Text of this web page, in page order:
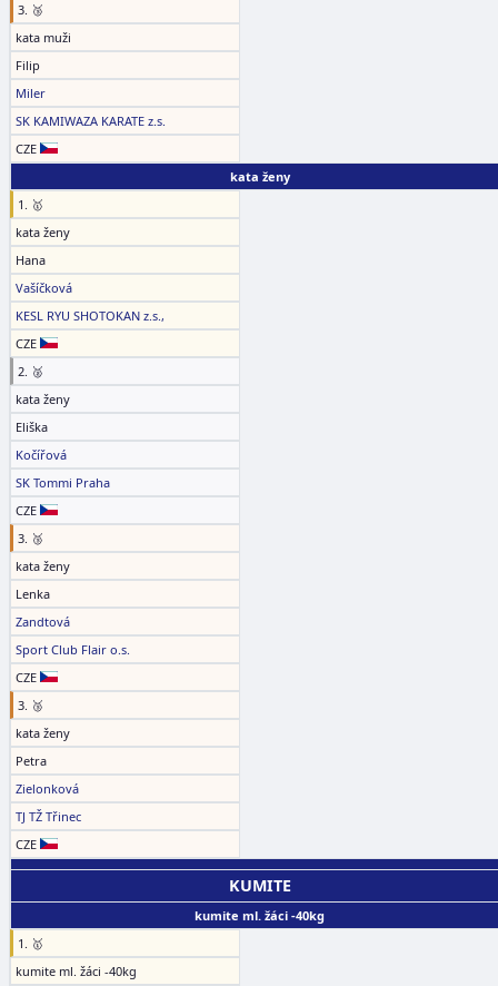
3. 🥉
kata muži
Filip
Miler
SK KAMIWAZA KARATE z.s.
CZE
kata ženy
1. 🥇
kata ženy
Hana
Vašíčková
KESL RYU SHOTOKAN z.s.,
CZE
2. 🥈
kata ženy
Eliška
Kočířová
SK Tommi Praha
CZE
3. 🥉
kata ženy
Lenka
Zandtová
Sport Club Flair o.s.
CZE
3. 🥉
kata ženy
Petra
Zielonková
TJ TŽ Třinec
CZE
KUMITE
kumite ml. žáci -40kg
1. 🥇
kumite ml. žáci -40kg